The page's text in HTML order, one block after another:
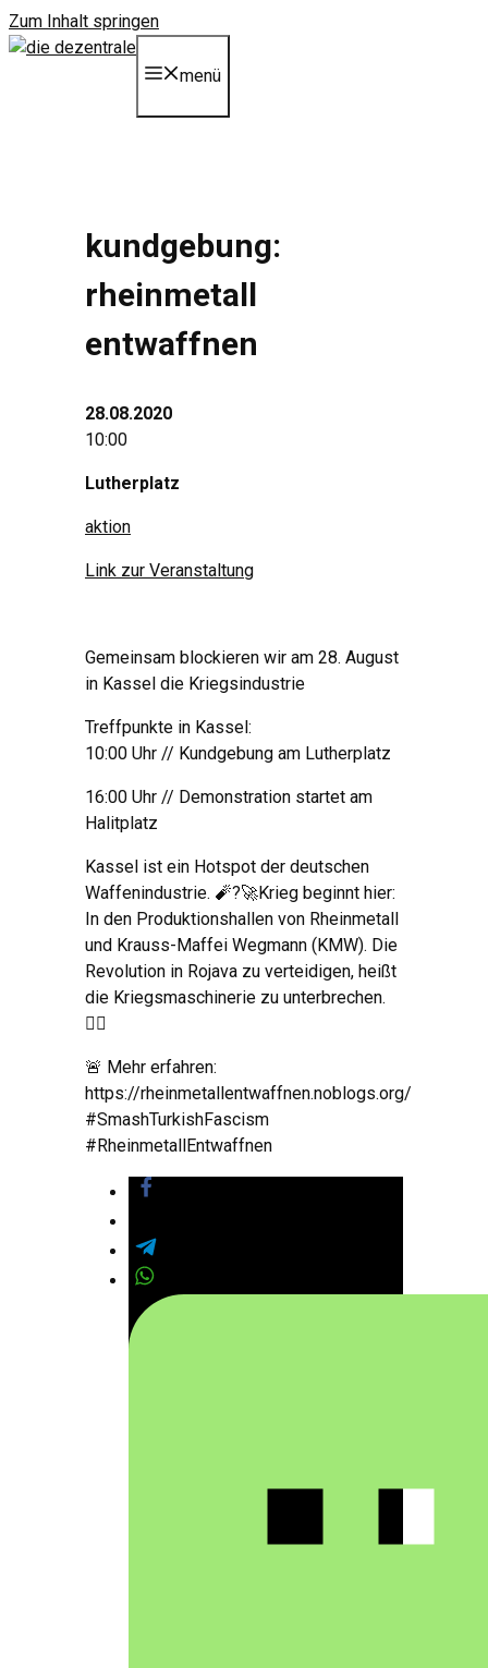
Zum Inhalt springen
menü
kundgebung:
rheinmetall
entwaffnen
28.08.2020
10:00
Lutherplatz
aktion
Link zur Veranstaltung
Gemeinsam blockieren wir am 28. August
in Kassel die Kriegsindustrie
Treffpunkte in Kassel:
10:00 Uhr // Kundgebung am Lutherplatz
16:00 Uhr // Demonstration startet am
Halitplatz
Kassel ist ein Hotspot der deutschen
Waffenindustrie. 🧨?🚀Krieg beginnt hier:
In den Produktionshallen von Rheinmetall
und Krauss-Maffei Wegmann (KMW). Die
Revolution in Rojava zu verteidigen, heißt
die Kriegsmaschinerie zu unterbrechen.
✌🏽
🚨 Mehr erfahren:
https://rheinmetallentwaffnen.noblogs.org/
#SmashTurkishFascism
#RheinmetallEntwaffnen